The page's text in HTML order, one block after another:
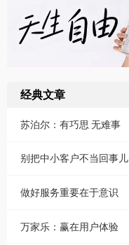
经典文章
苏泊尔：有巧思 无难事
别把中小客户不当回事儿
做好服务重要在于意识
万家乐：赢在用户体验